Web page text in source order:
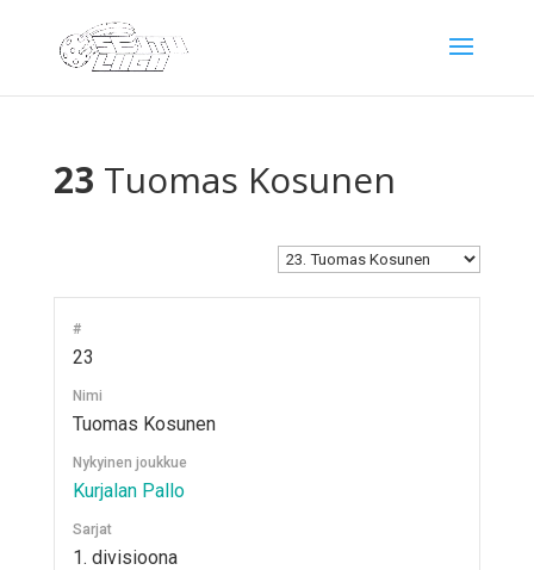
23 Tuomas Kosunen
#
23
Nimi
Tuomas Kosunen
Nykyinen joukkue
Kurjalan Pallo
Sarjat
1. divisioona